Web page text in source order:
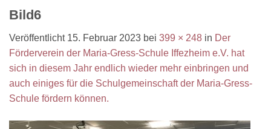
Bild6
Veröffentlicht 15. Februar 2023 bei 399 × 248 in Der
Förderverein der Maria-Gress-Schule Iffezheim e.V. hat
sich in diesem Jahr endlich wieder mehr einbringen und
auch einiges für die Schulgemeinschaft der Maria-Gress-
Schule fördern können.